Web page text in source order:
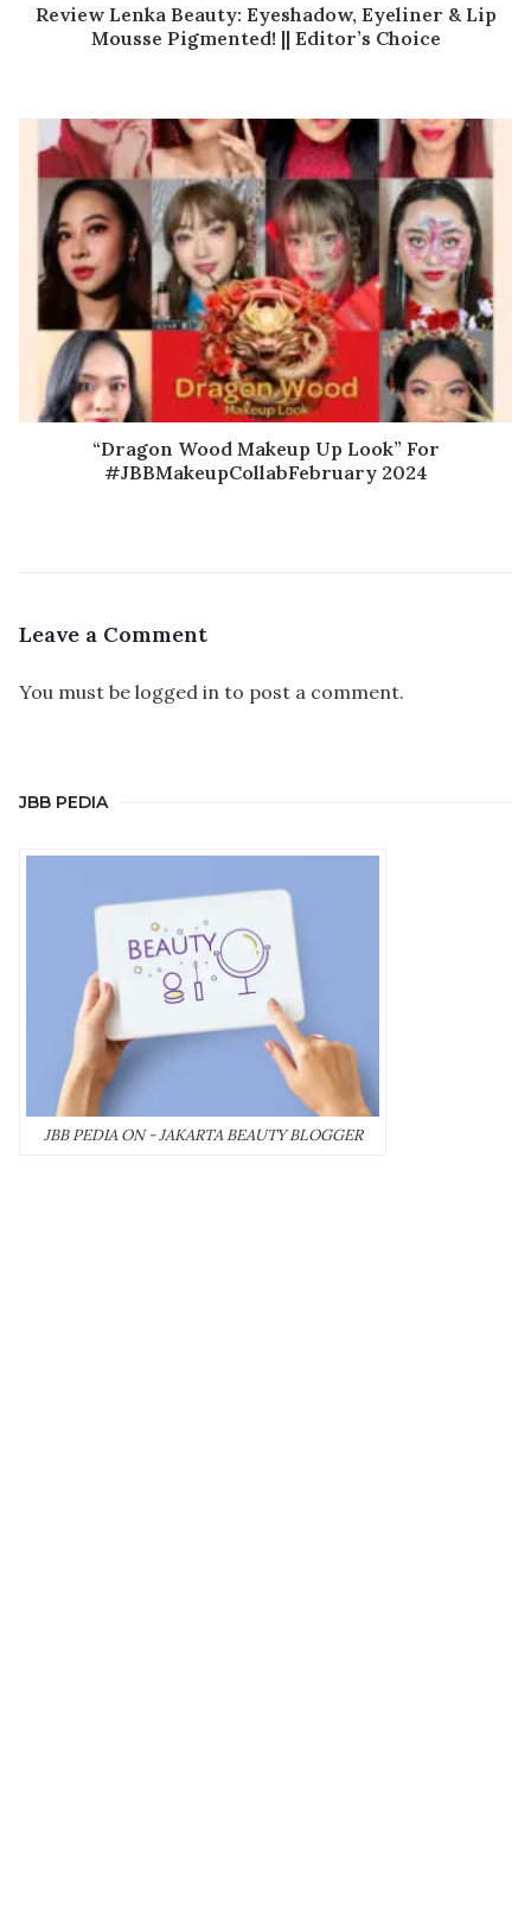
Review Lenka Beauty: Eyeshadow, Eyeliner & Lip
Mousse Pigmented! || Editor’s Choice
“Dragon Wood Makeup Up Look” For
#JBBMakeupCollabFebruary 2024
Leave a Comment
You must be logged in to post a comment.
JBB PEDIA
JBB PEDIA ON - JAKARTA BEAUTY BLOGGER